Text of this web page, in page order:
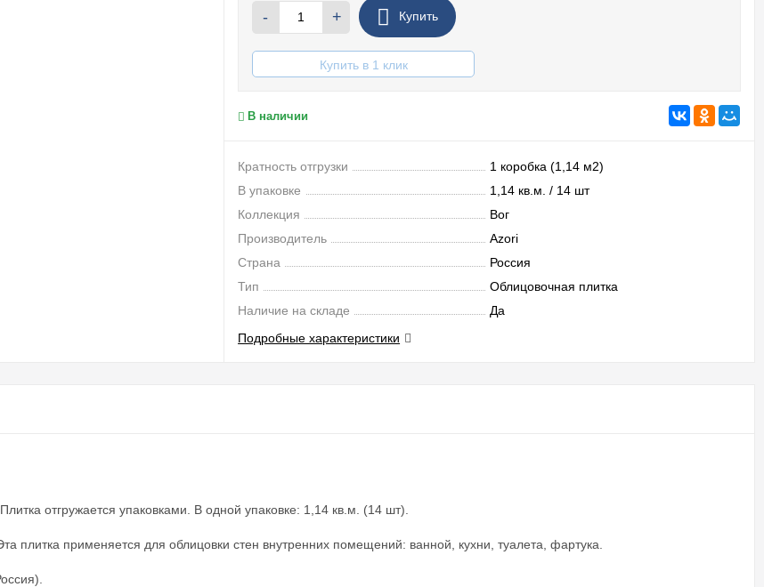
- + Купить
Купить в 1 клик
В наличии
Кратность отгрузки
1 коробка (1,14 м2)
В упаковке
1,14 кв.м. / 14 шт
Коллекция
Вог
Производитель
Azori
Страна
Россия
Тип
Облицовочная плитка
Наличие на складе
Да
Подробные характеристики
отгружается упаковками. В одной упаковке: 1,14 кв.м. (14 шт).
плитка применяется для облицовки стен внутренних помещений: ванной, кухни, туалета, фартука.